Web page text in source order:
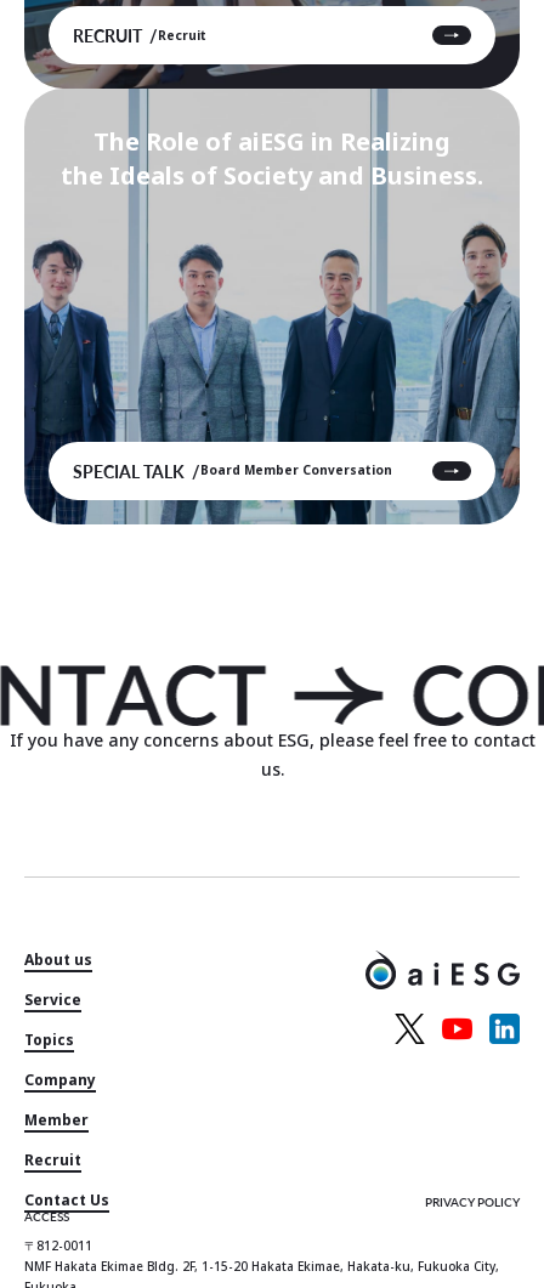
RECRUIT Recruit
The Role of aiESG in Realizing
the Ideals of Society and Business.
SPECIAL TALK Board Member Conversation
If you have any concerns about ESG, please feel free to contact
us.
About us
Service
Topics
Company
Member
Recruit
Contact Us
PRIVACY POLICY
ACCESS
〒812-0011
NMF Hakata Ekimae Bldg. 2F, 1-15-20 Hakata Ekimae, Hakata-ku, Fukuoka City,